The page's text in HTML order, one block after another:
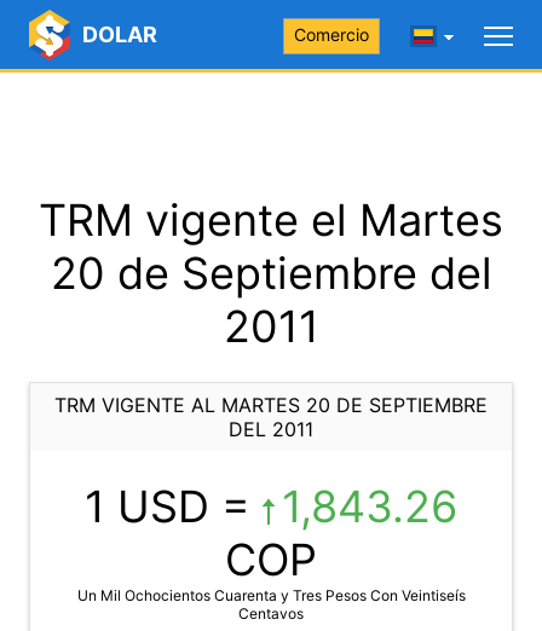
DOLAR Comercio
TRM vigente el Martes
20 de Septiembre del
2011
TRM VIGENTE AL MARTES 20 DE SEPTIEMBRE
DEL 2011
1 USD =
1,843.26
COP
Un Mil Ochocientos Cuarenta y Tres Pesos Con Veintiseís
Centavos